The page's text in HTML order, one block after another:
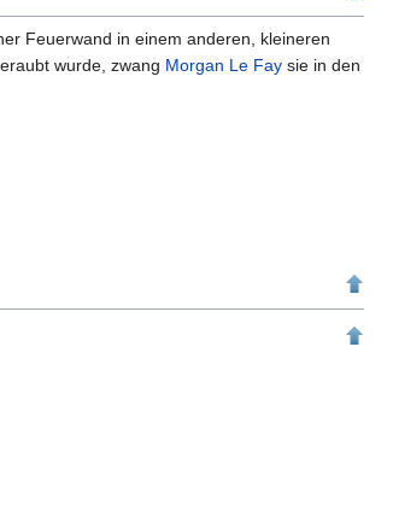
Feuerwand in einem anderen, kleineren
wurde, zwang Morgan Le Faysie in den